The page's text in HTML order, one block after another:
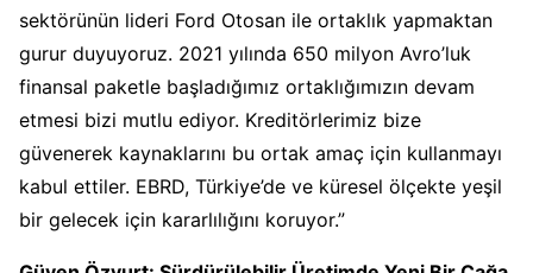
sektörünün lideri Ford Otosan ile ortaklık yapmaktan
gurur duyuyoruz. 2021 yılında 650 milyon Avro’luk
finansal paketle başladığımız ortaklığımızın devam
etmesi bizi mutlu ediyor. Kreditörlerimiz bize
güvenerek kaynaklarını bu ortak amaç için kullanmayı
kabul ettiler. EBRD, Türkiye’de ve küresel ölçekte yeşil
bir gelecek için kararlılığını koruyor.”